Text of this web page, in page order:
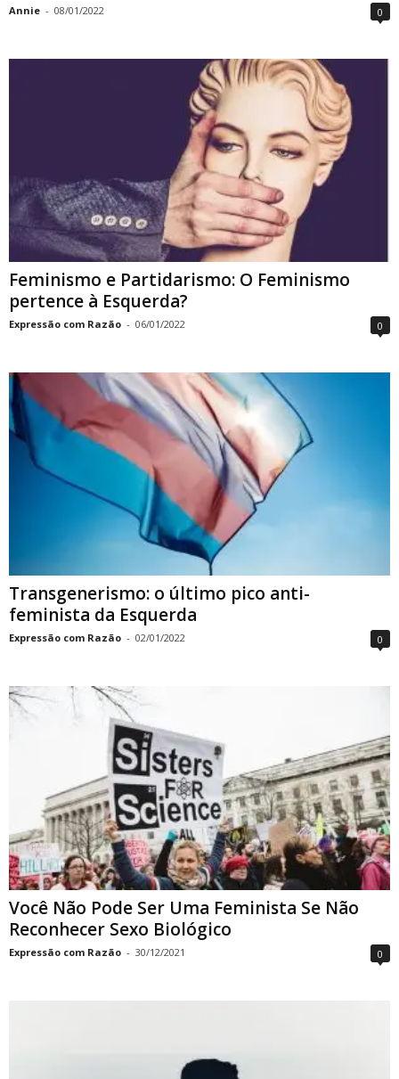
Annie - 08/01/2022 0
Feminismo e Partidarismo: O Feminismo
pertence à Esquerda?
Expressão com Razão - 06/01/2022 0
Transgenerismo: o último pico anti-
feminista da Esquerda
Expressão com Razão - 02/01/2022 0
Você Não Pode Ser Uma Feminista Se Não
Reconhecer Sexo Biológico
Expressão com Razão - 30/12/2021 0